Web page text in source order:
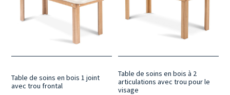
Table de soins en bois 1 joint
avec trou frontal
Table de soins en bois à 2
articulations avec trou pour le
visage